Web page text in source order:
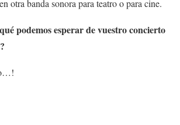
otra banda sonora para teatro o para cine.
podemos esperar de vuestro concierto